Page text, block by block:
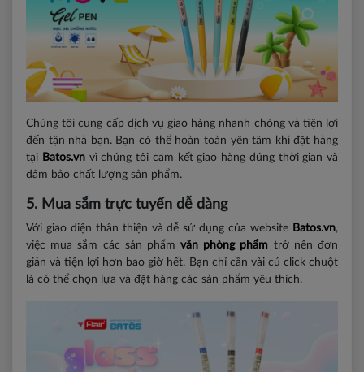
Chúng tôi cung cấp dịch vụ giao hàng nhanh chóng và tiện lợi
đến tận nhà bạn. Bạn có thể hoàn toàn yên tâm khi đặt hàng
tại Batos.vnvì chúng tôi cam kết giao hàng đúng thời gian và
đảm bảo chất lượng sản phẩm.
5. Mua sắm trực tuyến dễ dàng
Với giao diện thân thiện và dễ sử dụng của website Batos.vn,
việc mua sắm các sản phẩm văn phòng phẩm trở nên đơn
giản và tiện lợi hơn bao giờ hết. Bạn chỉ cần vài cú click chuột
là có thể chọn lựa và đặt hàng các sản phẩm yêu thích.